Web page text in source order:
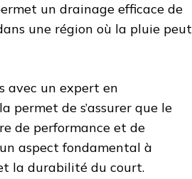
un drainage efficace de
une région où la pluie peut
avec un expert en
permet de s’assurer que le
de performance et de
aspect fondamental à
la durabilité du court.